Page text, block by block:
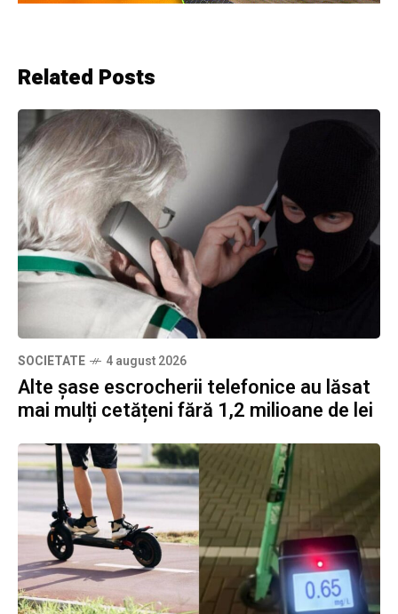
Related Posts
SOCIETATE 4 august 2026
Alte șase escrocherii telefonice au lăsat
mai mulți cetățeni fără 1,2 milioane de lei